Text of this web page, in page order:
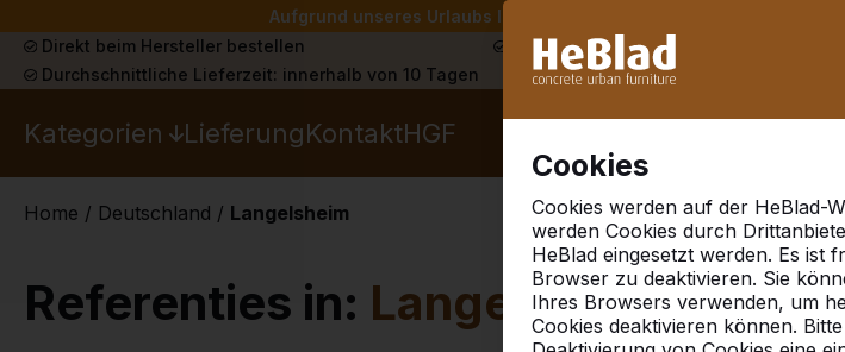
Aufgrund unseres Urlaubs liefern wir von Woche 31 bis Woche
Cookies
Cookies werden auf der HeBlad-
werden Cookies durch
HeBlad eingesetzt werden. Es ist
Browser zu deaktivieren. Sie
Ihres Browsers verwenden, um
Cookies deaktivieren können.
Direkt beim Hersteller bestellen Schon mehr als 30.000 Produkten
Durchschnittliche Lieferzeit: innerhalb von 10 Tagen
Kategorien LieferungKontaktHGF
Home / Deutschland / Langelsheim
Referenties in: Langelsheim